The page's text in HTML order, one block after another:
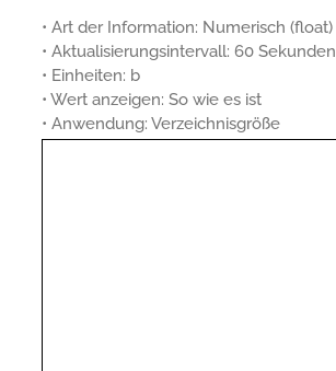
• Art der Information: Numerisch (float)
• Aktualisierungsintervall: 60 Sekunden
• Einheiten: b
• Wert anzeigen: So wie es ist
• Anwendung: Verzeichnisgröße